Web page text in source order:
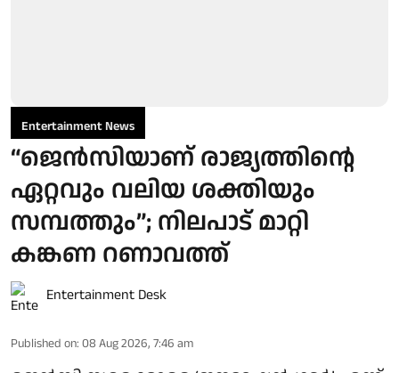
Entertainment News
“ജെന്‍സിയാണ് രാജ്യത്തിന്റെ
ഏറ്റവും വലിയ ശക്തിയും
സമ്പത്തും”; നിലപാട് മാറ്റി
കങ്കണ റണാവത്ത്
Entertainment Desk
Published on: 08 Aug 2026, 7:46 am